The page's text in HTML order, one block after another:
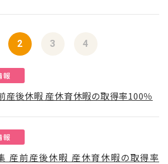
2 3 4
報
後休暇 産休育休暇の取得率100％
報
産前産後休暇 産休育休暇の取得率